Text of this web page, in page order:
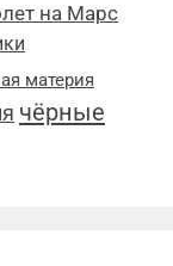
на Марс
материя
чёрные